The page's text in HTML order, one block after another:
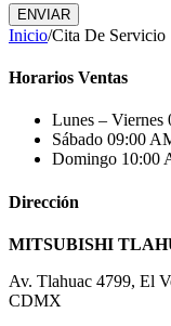
Inicio/Cita De Servicio
Horarios Ventas
Lunes – Viernes
Sábado 09:00
Domingo 10:00
Dirección
MITSUBISHI
Av. Tlahuac 4799, El
CDMX